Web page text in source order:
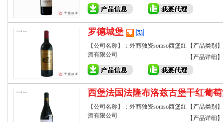
罗德城堡
【公司名称】：外商独资somso西堡红
酒有限公司
【产品类别
【产品详细
西堡法国法隆布洛兹古堡干红葡
【公司名称】：外商独资somso西堡红
酒有限公司
【产品类别
【产品详细